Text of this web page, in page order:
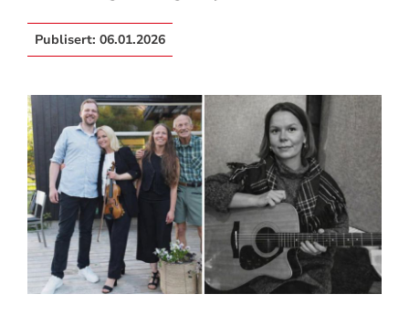
Publisert: 06.01.2026